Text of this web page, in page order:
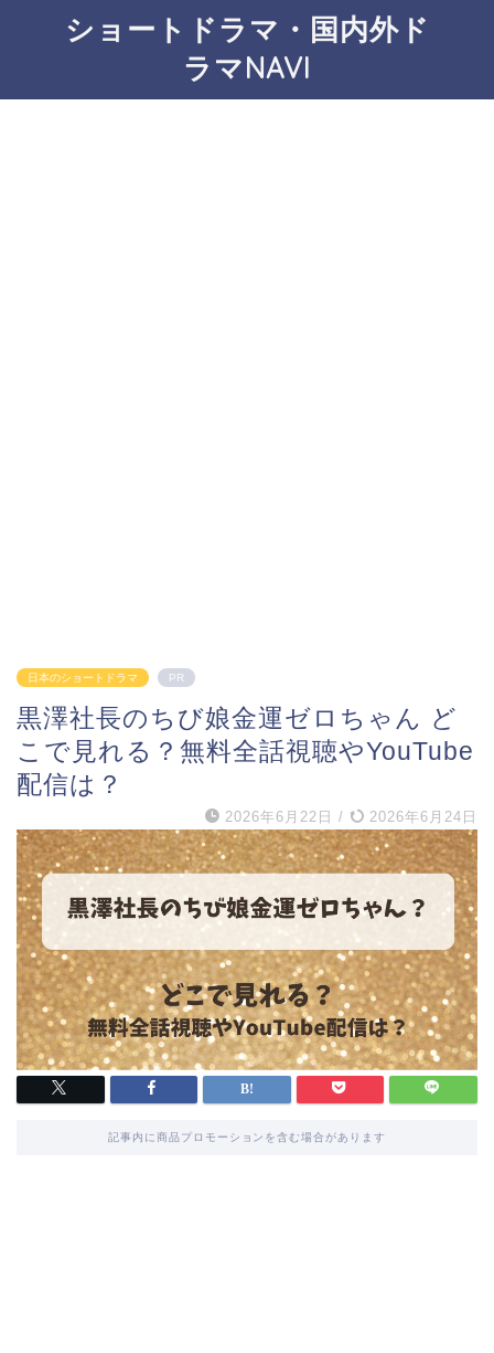
ショートドラマ・国内外ド
ラマNAVI
日本のショートドラマ PR
黒澤社長のちび娘金運ゼロちゃん ど
こで見れる？無料全話視聴やYouTube
配信は？
2026年6月22日 / 2026年6月24日
記事内に商品プロモーションを含む場合があります